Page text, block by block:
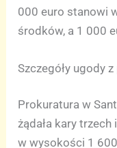
000 euro stanowi
środków, a 1 000
Szczegóły ugody
Prokuratura w
żądała kary
w wysokości 1